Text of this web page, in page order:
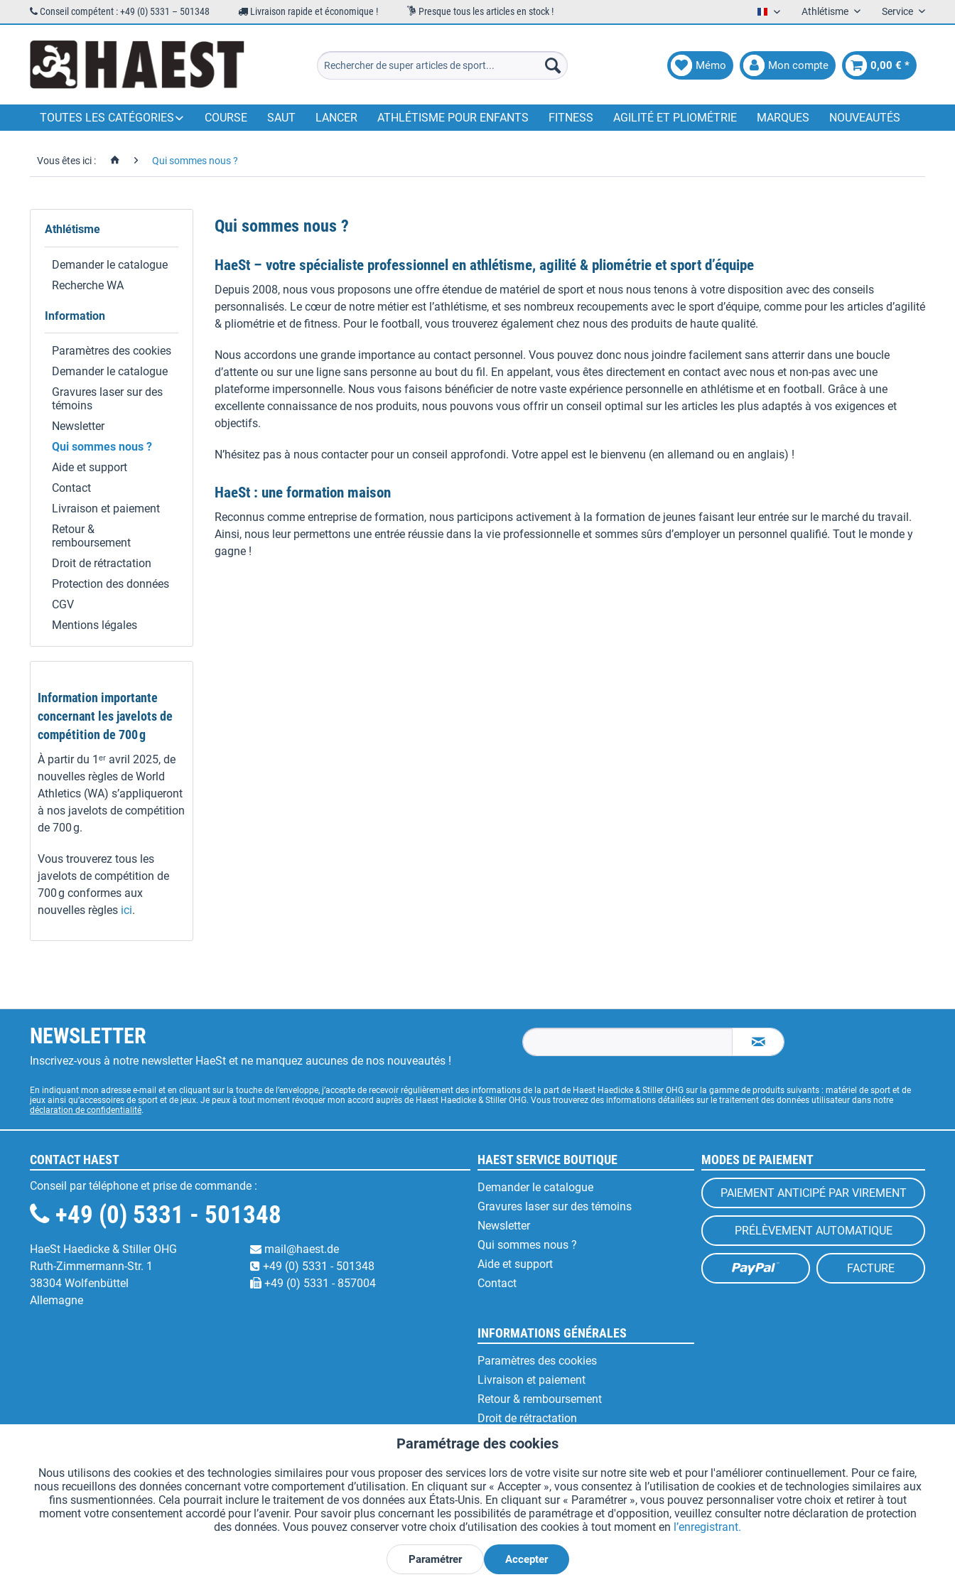
Conseil compétent : +49 (0) 5331 – 501348 Livraison rapide et économique ! Presque tous les articles en stock ! FrancaisAthlétisme Service
Mémo Mon compte 0,00 € *
TOUTES LES CATÉGORIES COURSE SAUT LANCER ATHLÉTISME POUR ENFANTS FITNESS AGILITÉ ET PLIOMÉTRIE MARQUES NOUVEAUTÉS
Vous êtes ici : Qui sommes nous ?
Athlétisme
Demander le catalogue
Recherche WA
Information
Paramètres des cookies
Demander le catalogue
Gravures laser sur des
témoins
Newsletter
Qui sommes nous ?
Aide et support
Contact
Livraison et paiement
Retour &
remboursement
Droit de rétractation
Protection des données
CGV
Mentions légales
Information importante
concernant les javelots de
compétition de 700 g
À partir du 1ᵉʳ avril 2025, de
nouvelles règles de World
Athletics (WA) s’appliqueront
à nos javelots de compétition
de 700 g.
Vous trouverez tous les
javelots de compétition de
700 g conformes aux
nouvelles règles ici.
Qui sommes nous ?
HaeSt – votre spécialiste professionnel en athlétisme, agilité & pliométrie et sport d’équipe
Depuis 2008, nous vous proposons une offre étendue de matériel de sport et nous nous tenons à votre disposition avec des conseils
personnalisés. Le cœur de notre métier est l’athlétisme, et ses nombreux recoupements avec le sport d’équipe, comme pour les articles d’agilité
& pliométrie et de fitness. Pour le football, vous trouverez également chez nous des produits de haute qualité.
Nous accordons une grande importance au contact personnel. Vous pouvez donc nous joindre facilement sans atterrir dans une boucle
d’attente ou sur une ligne sans personne au bout du fil. En appelant, vous êtes directement en contact avec nous et non-pas avec une
plateforme impersonnelle. Nous vous faisons bénéficier de notre vaste expérience personnelle en athlétisme et en football. Grâce à une
excellente connaissance de nos produits, nous pouvons vous offrir un conseil optimal sur les articles les plus adaptés à vos exigences et
objectifs.
N’hésitez pas à nous contacter pour un conseil approfondi. Votre appel est le bienvenu (en allemand ou en anglais) !
HaeSt : une formation maison
Reconnus comme entreprise de formation, nous participons activement à la formation de jeunes faisant leur entrée sur le marché du travail.
Ainsi, nous leur permettons une entrée réussie dans la vie professionnelle et sommes sûrs d’employer un personnel qualifié. Tout le monde y
gagne !
NEWSLETTER
Inscrivez-vous à notre newsletter HaeSt et ne manquez aucunes de nos nouveautés !
En indiquant mon adresse e-mail et en cliquant sur la touche de l’enveloppe, j’accepte de recevoir régulièrement des informations de la part de Haest Haedicke & Stiller OHG sur la gamme de produits suivants : matériel de sport et de
jeux ainsi qu’accessoires de sport et de jeux. Je peux à tout moment révoquer mon accord auprès de Haest Haedicke & Stiller OHG. Vous trouverez des informations détaillées sur le traitement des données utilisateur dans notre
déclaration de confidentialité.
CONTACT HAEST
Conseil par téléphone et prise de commande :
+49 (0) 5331 - 501348
HaeSt Haedicke & Stiller OHG
Ruth-Zimmermann-Str. 1
38304 Wolfenbüttel
Allemagne
mail@haest.de
+49 (0) 5331 - 501348
+49 (0) 5331 - 857004
HAEST SERVICE BOUTIQUE
Demander le catalogue
Gravures laser sur des témoins
Newsletter
Qui sommes nous ?
Aide et support
Contact
INFORMATIONS GÉNÉRALES
Paramètres des cookies
Livraison et paiement
Retour & remboursement
Droit de rétractation
Protection des données
Mentions légales
MODES DE PAIEMENT
PAIEMENT ANTICIPÉ PAR VIREMENT
PRÉLÈVEMENT AUTOMATIQUE
FACTURE
Déclarer la rétractation
Suivi Aktiv
Paramétrage des cookies
Nous utilisons des cookies et des technologies similaires pour vous proposer des services lors de votre visite sur notre site web et pour l'améliorer continuellement. Pour ce faire,
nous recueillons des données concernant votre comportement d’utilisation. En cliquant sur « Accepter », vous consentez à l’utilisation de cookies et de technologies similaires aux
fins susmentionnées. Cela pourrait inclure le traitement de vos données aux États-Unis. En cliquant sur « Paramétrer », vous pouvez personnaliser votre choix et retirer à tout
moment votre consentement accordé pour l’avenir. Pour savoir plus concernant les possibilités de paramétrage et d'opposition, veuillez consulter notre déclaration de protection
des données. Vous pouvez conserver votre choix d’utilisation des cookies à tout moment en l’enregistrant.
Paramétrer Accepter